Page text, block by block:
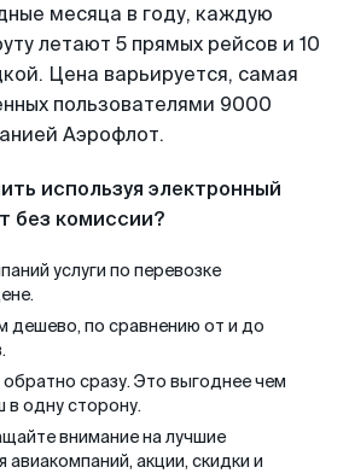
месяца в году, каждую
летают 5 прямых рейсов и 10
Цена варьируется, самая
пользователями 9000
Аэрофлот.
используя электронный
без комиссии?
услуги по перевозке
дешево, по сравнению от и до
сразу. Это выгоднее чем
в одну сторону.
внимание на лучшие
акции, скидки и